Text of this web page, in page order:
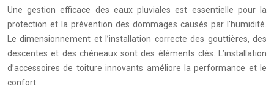
Une gestion efficace des eaux pluviales est essentielle pour la
protection et la prévention des dommages causés par l’humidité.
Le dimensionnement et l’installation correcte des gouttières, des
descentes et des chéneaux sont des éléments clés. L’installation
d’accessoires de toiture innovants améliore la performance et le
confort.